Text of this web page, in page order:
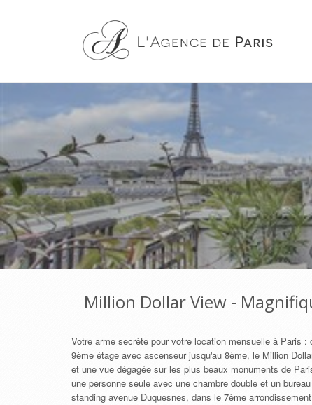
Million Dollar View -
Votre arme secrète pour votre location mensuelle à Paris
9ème étage avec ascenseur jusqu'au 8ème, le Million
et une vue dégagée sur les plus beaux monuments de
une personne seule avec une chambre double et un
standing avenue Duquesnes, dans le 7ème